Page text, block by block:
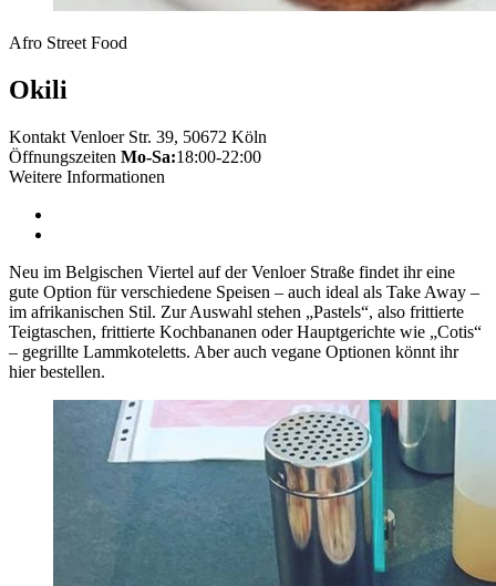
Afro Street Food
Okili
Kontakt Venloer Str. 39, 50672 Köln
Öffnungszeiten Mo-Sa:18:00-22:00
Weitere Informationen
Neu im Belgischen Viertel auf der Venloer Straße findet ihr eine
gute Option für verschiedene Speisen – auch ideal als Take Away –
im afrikanischen Stil. Zur Auswahl stehen „Pastels“, also frittierte
Teigtaschen, frittierte Kochbananen oder Hauptgerichte wie „Cotis“
– gegrillte Lammkoteletts. Aber auch vegane Optionen könnt ihr
hier bestellen.